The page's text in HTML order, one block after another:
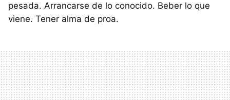
pesada. Arrancarse de lo conocido. Beber lo que
viene. Tener alma de proa.